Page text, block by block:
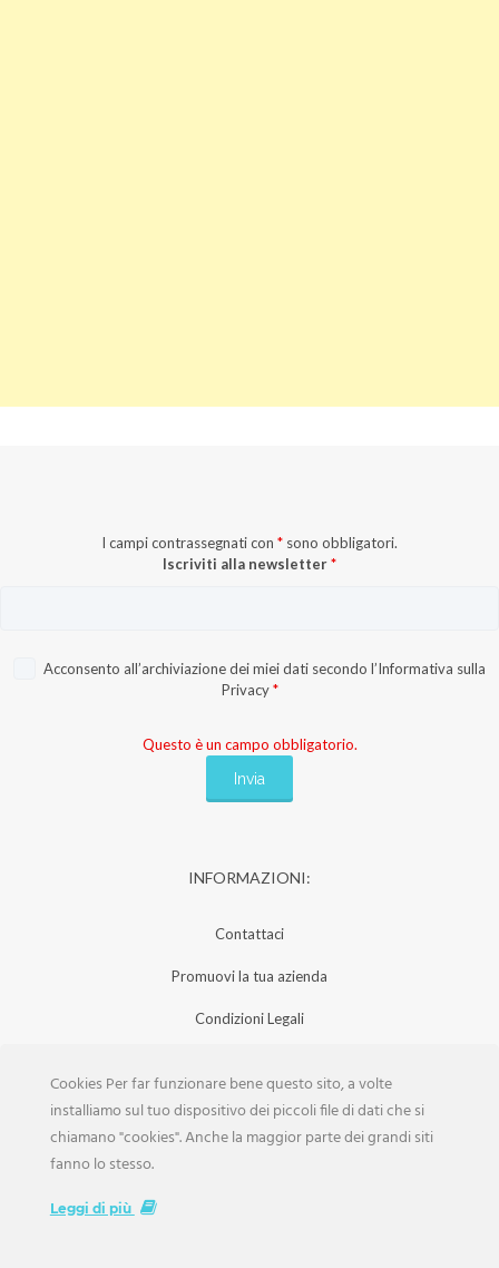
I campi contrassegnati con * sono obbligatori.
Iscriviti alla newsletter*
Acconsento all’archiviazione dei miei dati secondo l’Informativa sulla
Privacy *
Questo è un campo obbligatorio.
INFORMAZIONI:
Contattaci
Promuovi la tua azienda
Condizioni Legali
Iscrizione Aziende
Scarica la Rivista
Cookies Per far funzionare bene questo sito, a volte
installiamo sul tuo dispositivo dei piccoli file di dati che si
chiamano "cookies". Anche la maggior parte dei grandi siti
fanno lo stesso.
Leggi di più